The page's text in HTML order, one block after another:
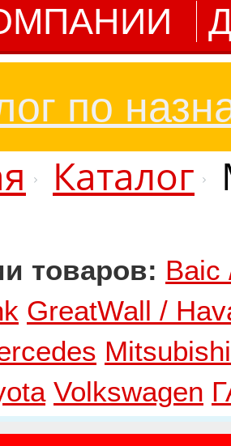
по
Каталог
товаров: Baic
GreatWall /
Mitsubishi
Volkswagen